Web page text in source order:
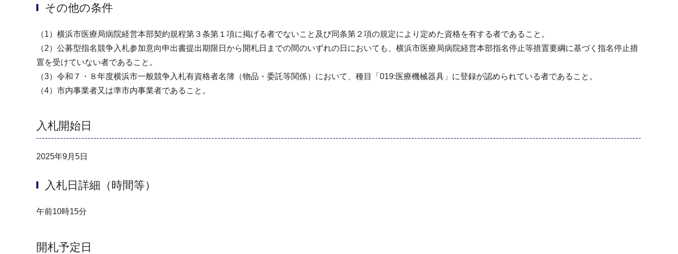
その他の条件
（1）横浜市医療局病院経営本部契約規程第３条第１項に掲げる者でないこと及び同条第２項の規定により定めた資格を有する者であること。
（2）公募型指名競争入札参加意向申出書提出期限日から開札日までの間のいずれの日においても、横浜市医療局病院経営本部指名停止等措置要綱に基づく指名停止措
置を受けていない者であること。
（3）令和７・８年度横浜市一般競争入札有資格者名簿（物品・委託等関係）において、種目「019:医療機械器具」に登録が認められている者であること。
（4）市内事業者又は準市内事業者であること。
入札開始日
2025年9月5日
入札日詳細（時間等）
午前10時15分
開札予定日